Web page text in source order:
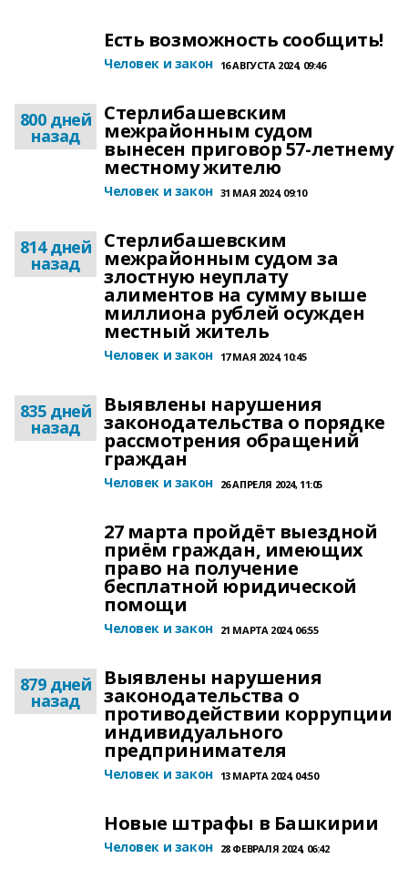
Есть возможность сообщить!
Человек и закон 16 АВГУСТА 2024, 09:46
800 дней
назад
Стерлибашевским
межрайонным судом
вынесен приговор 57-летнему
местному жителю
Человек и закон 31 МАЯ 2024, 09:10
814 дней
назад
Стерлибашевским
межрайонным судом за
злостную неуплату
алиментов на сумму выше
миллиона рублей осужден
местный житель
Человек и закон 17 МАЯ 2024, 10:45
835 дней
назад
Выявлены нарушения
законодательства о порядке
рассмотрения обращений
граждан
Человек и закон 26 АПРЕЛЯ 2024, 11:05
27 марта пройдёт выездной
приём граждан, имеющих
право на получение
бесплатной юридической
помощи
Человек и закон 21 МАРТА 2024, 06:55
879 дней
назад
Выявлены нарушения
законодательства о
противодействии коррупции
индивидуального
предпринимателя
Человек и закон 13 МАРТА 2024, 04:50
Новые штрафы в Башкирии
Человек и закон 28 ФЕВРАЛЯ 2024, 06:42